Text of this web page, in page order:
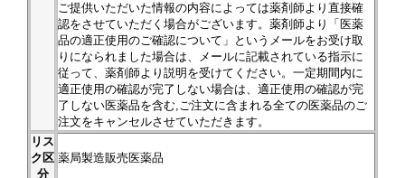
ご提供いただいた情報の内容によっては薬剤師より直接確
認をさせていただく場合がございます。薬剤師より「医薬
品の適正使用のご確認について」というメールをお受け取
りになられました場合は、メールに記載されている指示に
従って、薬剤師より説明を受けてください。一定期間内に
適正使用の確認が完了しない場合は、適正使用の確認が完
了しない医薬品を含む,ご注文に含まれる全ての医薬品のご
注文をキャンセルさせていただきます。
リス
ク区
分
薬局製造販売医薬品